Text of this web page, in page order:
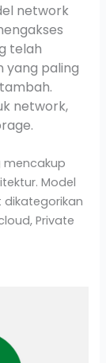
network
telah
yang paling
network,
Model
Private